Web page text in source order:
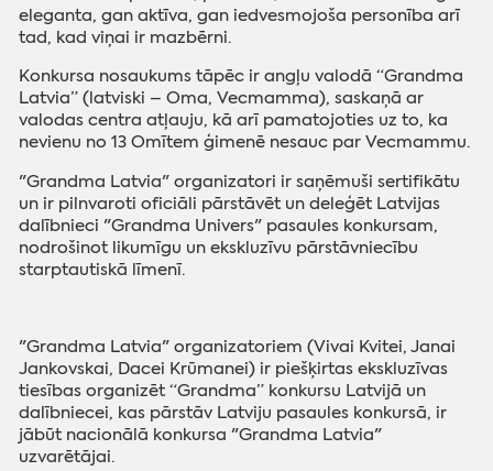
eleganta, gan aktīva, gan iedvesmojoša personība arī
tad, kad viņai ir mazbērni.
Konkursa nosaukums tāpēc ir angļu valodā “Grandma
Latvia” (latviski – Oma, Vecmamma), saskaņā ar
valodas centra atļauju, kā arī pamatojoties uz to, ka
nevienu no 13 Omītem ģimenē nesauc par Vecmammu.
"Grandma Latvia" organizatori ir saņēmuši sertifikātu
un ir pilnvaroti oficiāli pārstāvēt un deleģēt Latvijas
dalībnieci "Grandma Univers" pasaules konkursam,
nodrošinot likumīgu un ekskluzīvu pārstāvniecību
starptautiskā līmenī.
"Grandma Latvia" organizatoriem (Vivai Kvitei, Janai
Jankovskai, Dacei Krūmanei) ir piešķirtas ekskluzīvas
tiesības organizēt “Grandma” konkursu Latvijā un
dalībniecei, kas pārstāv Latviju pasaules konkursā, ir
jābūt nacionālā konkursa "Grandma Latvia"
uzvarētājai.